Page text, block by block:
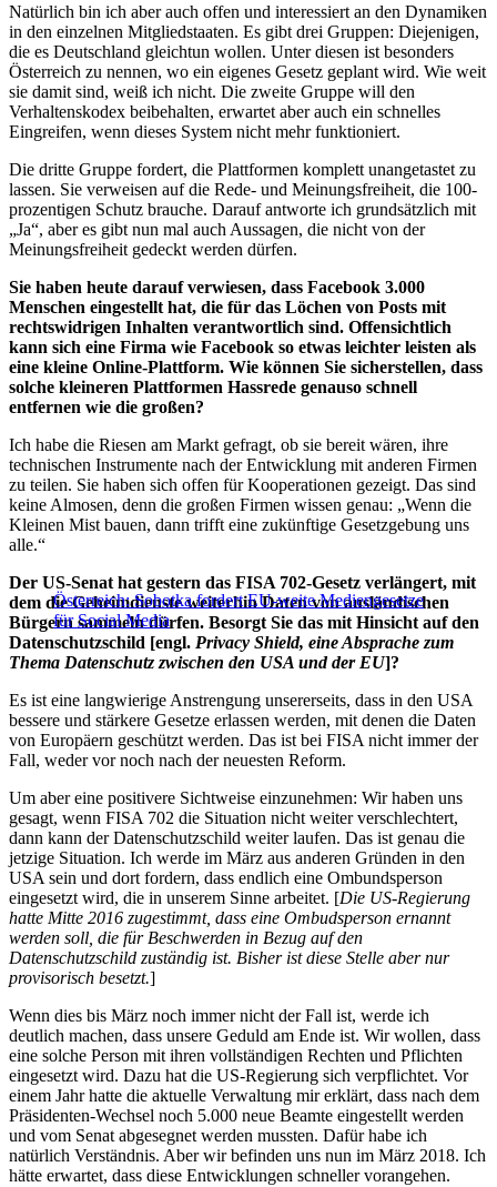
Natürlich bin ich aber auch offen und interessiert an den Dynamiken
in den einzelnen Mitgliedstaaten. Es gibt drei Gruppen: Diejenigen,
die es Deutschland gleichtun wollen. Unter diesen ist besonders
Österreich zu nennen, wo ein eigenes Gesetz geplant wird. Wie weit
sie damit sind, weiß ich nicht. Die zweite Gruppe will den
Verhaltenskodex beibehalten, erwartet aber auch ein schnelles
Eingreifen, wenn dieses System nicht mehr funktioniert.
Die dritte Gruppe fordert, die Plattformen komplett unangetastet zu
lassen. Sie verweisen auf die Rede- und Meinungsfreiheit, die 100-
prozentigen Schutz brauche. Darauf antworte ich grundsätzlich mit
„Ja“, aber es gibt nun mal auch Aussagen, die nicht von der
Meinungsfreiheit gedeckt werden dürfen.
Sie haben heute darauf verwiesen, dass Facebook 3.000
Menschen eingestellt hat, die für das Löchen von Posts mit
rechtswidrigen Inhalten verantwortlich sind. Offensichtlich
kann sich eine Firma wie Facebook so etwas leichter leisten als
eine kleine Online-Plattform. Wie können Sie sicherstellen, dass
solche kleineren Plattformen Hassrede genauso schnell
entfernen wie die großen?
Ich habe die Riesen am Markt gefragt, ob sie bereit wären, ihre
technischen Instrumente nach der Entwicklung mit anderen Firmen
zu teilen. Sie haben sich offen für Kooperationen gezeigt. Das sind
keine Almosen, denn die großen Firmen wissen genau: „Wenn die
Kleinen Mist bauen, dann trifft eine zukünftige Gesetzgebung uns
alle.“
Österreich: Sobotka fordert EU-weite Mediengesetze
für Social Media
Der US-Senat hat gestern das FISA 702-Gesetz verlängert, mit
dem die Geheimdienste weiterhin Daten von ausländischen
Bürgern sammeln dürfen. Besorgt Sie das mit Hinsicht auf den
Datenschutzschild [engl. Privacy Shield, eine Absprache zum
Thema Datenschutz zwischen den USA und der EU]?
Es ist eine langwierige Anstrengung unsererseits, dass in den USA
bessere und stärkere Gesetze erlassen werden, mit denen die Daten
von Europäern geschützt werden. Das ist bei FISA nicht immer der
Fall, weder vor noch nach der neuesten Reform.
Um aber eine positivere Sichtweise einzunehmen: Wir haben uns
gesagt, wenn FISA 702 die Situation nicht weiter verschlechtert,
dann kann der Datenschutzschild weiter laufen. Das ist genau die
jetzige Situation. Ich werde im März aus anderen Gründen in den
USA sein und dort fordern, dass endlich eine Ombundsperson
eingesetzt wird, die in unserem Sinne arbeitet. [Die US-Regierung
hatte Mitte 2016 zugestimmt, dass eine Ombudsperson ernannt
werden soll, die für Beschwerden in Bezug auf den
Datenschutzschild zuständig ist. Bisher ist diese Stelle aber nur
provisorisch besetzt.]
Wenn dies bis März noch immer nicht der Fall ist, werde ich
deutlich machen, dass unsere Geduld am Ende ist. Wir wollen, dass
eine solche Person mit ihren vollständigen Rechten und Pflichten
eingesetzt wird. Dazu hat die US-Regierung sich verpflichtet. Vor
einem Jahr hatte die aktuelle Verwaltung mir erklärt, dass nach dem
Präsidenten-Wechsel noch 5.000 neue Beamte eingestellt werden
und vom Senat abgesegnet werden mussten. Dafür habe ich
natürlich Verständnis. Aber wir befinden uns nun im März 2018. Ich
hätte erwartet, dass diese Entwicklungen schneller vorangehen.